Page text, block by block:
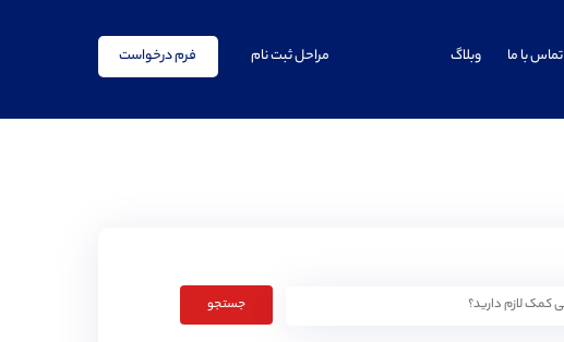
تماس با ما وبلاگ مراحل ثبت نام فرم درخواست
جستجو